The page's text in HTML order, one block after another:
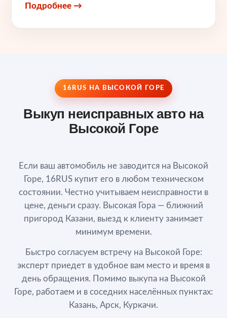
Подробнее →
16RUS НА ВЫСОКОЙ ГОРЕ
Выкуп неисправных авто на
Высокой Горе
Если ваш автомобиль не заводится на Высокой
Горе, 16RUS купит его в любом техническом
состоянии. Честно учитываем неисправности в
цене, деньги сразу. Высокая Гора — ближний
пригород Казани, выезд к клиенту занимает
минимум времени.
Быстро согласуем встречу на Высокой Горе:
эксперт приедет в удобное вам место и время в
день обращения. Помимо выкупа на Высокой
Горе, работаем и в соседних населённых пунктах:
Казань, Арск, Куркачи.